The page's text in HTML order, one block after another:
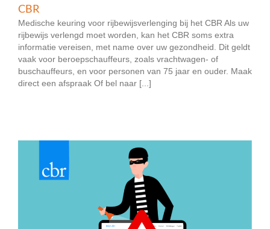
CBR
Medische keuring voor rijbewijsverlenging bij het CBR Als uw
rijbewijs verlengd moet worden, kan het CBR soms extra
informatie vereisen, met name over uw gezondheid. Dit geldt
vaak voor beroepschauffeurs, zoals vrachtwagen- of
buschauffeurs, en voor personen van 75 jaar en ouder. Maak
direct een afspraak Of bel naar [...]